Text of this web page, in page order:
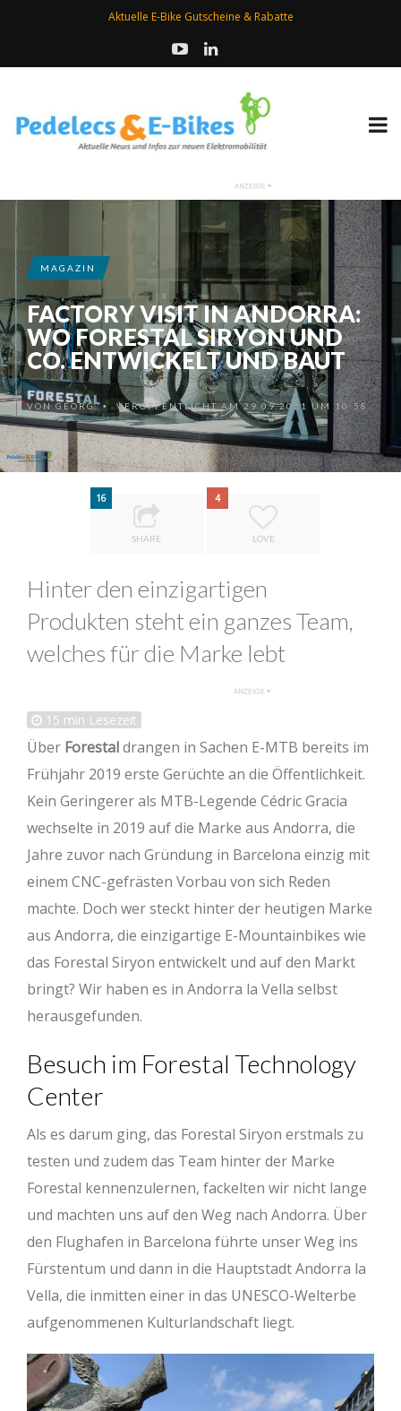
Aktuelle E-Bike Gutscheine & Rabatte
MAGAZIN
FACTORY VISIT IN ANDORRA:
WO FORESTAL SIRYON UND
CO. ENTWICKELT UND BAUT
VON GEORG •VERÖFFENTLICHT AM 29.09.2021 UM 10:58
16
SHARE
4
LOVE
Hinter den einzigartigen
Produkten steht ein ganzes Team,
welches für die Marke lebt
15 min Lesezeit
Über Forestaldrangen in Sachen E-MTB bereits im
Frühjahr 2019 erste Gerüchte an die Öffentlichkeit.
Kein Geringerer als MTB-Legende Cédric Gracia
wechselte in 2019 auf die Marke aus Andorra, die
Jahre zuvor nach Gründung in Barcelona einzig mit
einem CNC-gefrästen Vorbau von sich Reden
machte. Doch wer steckt hinter der heutigen Marke
aus Andorra, die einzigartige E-Mountainbikes wie
das Forestal Siryon entwickelt und auf den Markt
bringt? Wir haben es in Andorra la Vella selbst
herausgefunden.
Besuch im Forestal Technology
Center
Als es darum ging, das Forestal Siryon erstmals zu
testen und zudem das Team hinter der Marke
Forestal kennenzulernen, fackelten wir nicht lange
und machten uns auf den Weg nach Andorra. Über
den Flughafen in Barcelona führte unser Weg ins
Fürstentum und dann in die Hauptstadt Andorra la
Vella, die inmitten einer in das UNESCO-Welterbe
aufgenommenen Kulturlandschaft liegt.